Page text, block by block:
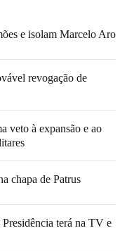
e isolam Marcelo Aro
revogação de
veto à expansão e ao
chapa de Patrus
terá na TV e